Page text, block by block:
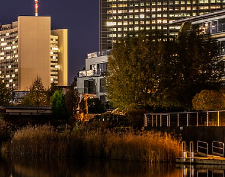
Impressum
Datenschutz
Inserate
Suche
Sitemap